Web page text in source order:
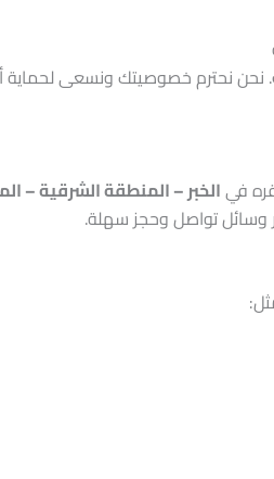
. نحن نحترم خصوصيتك ونسعى لحماية
فيالخبر – المنطقة الشرقية –
وسائل تواصل وحجز سهلة.